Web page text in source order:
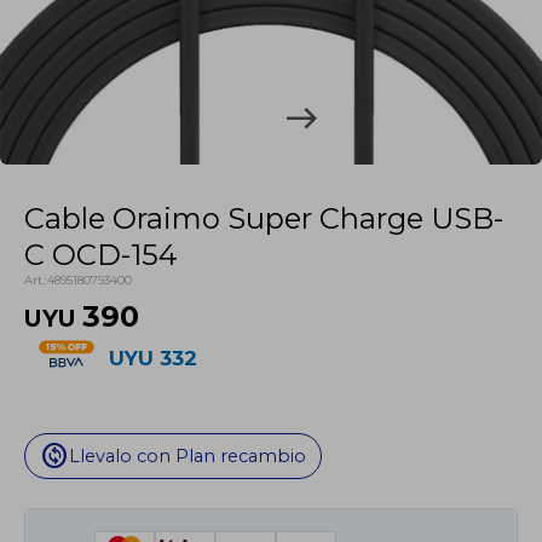
Cable Oraimo Super Charge USB-
C OCD-154
4895180793400
UYU 390
UYU 332
change_circle Llevalo con Plan recambio